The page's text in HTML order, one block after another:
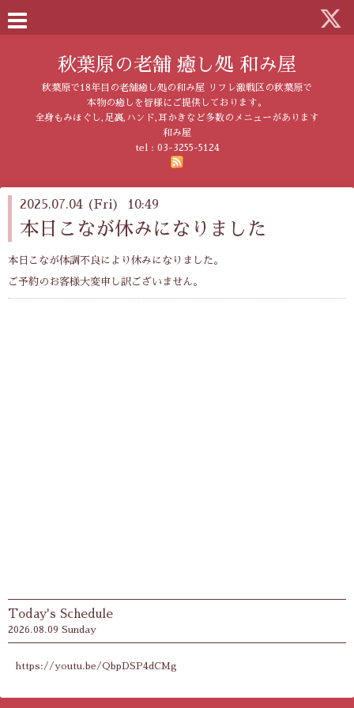
秋葉原の老舗 癒し処 和み屋
秋葉原で18年目の老舗癒し処の和み屋 リフレ激戦区の秋葉原で
本物の癒しを皆様にご提供しております。
全身もみほぐし,足裏,ハンド,耳かきなど多数のメニューがあります
和み屋
tel : 03-3255-5124
2025.07.04 (Fri) 10:49
本日こなが休みになりました
本日こなが体調不良により休みになりました。
ご予約のお客様大変申し訳ございません。
Today's Schedule
2026.08.09 Sunday
https://youtu.be/QbpDSP4dCMg